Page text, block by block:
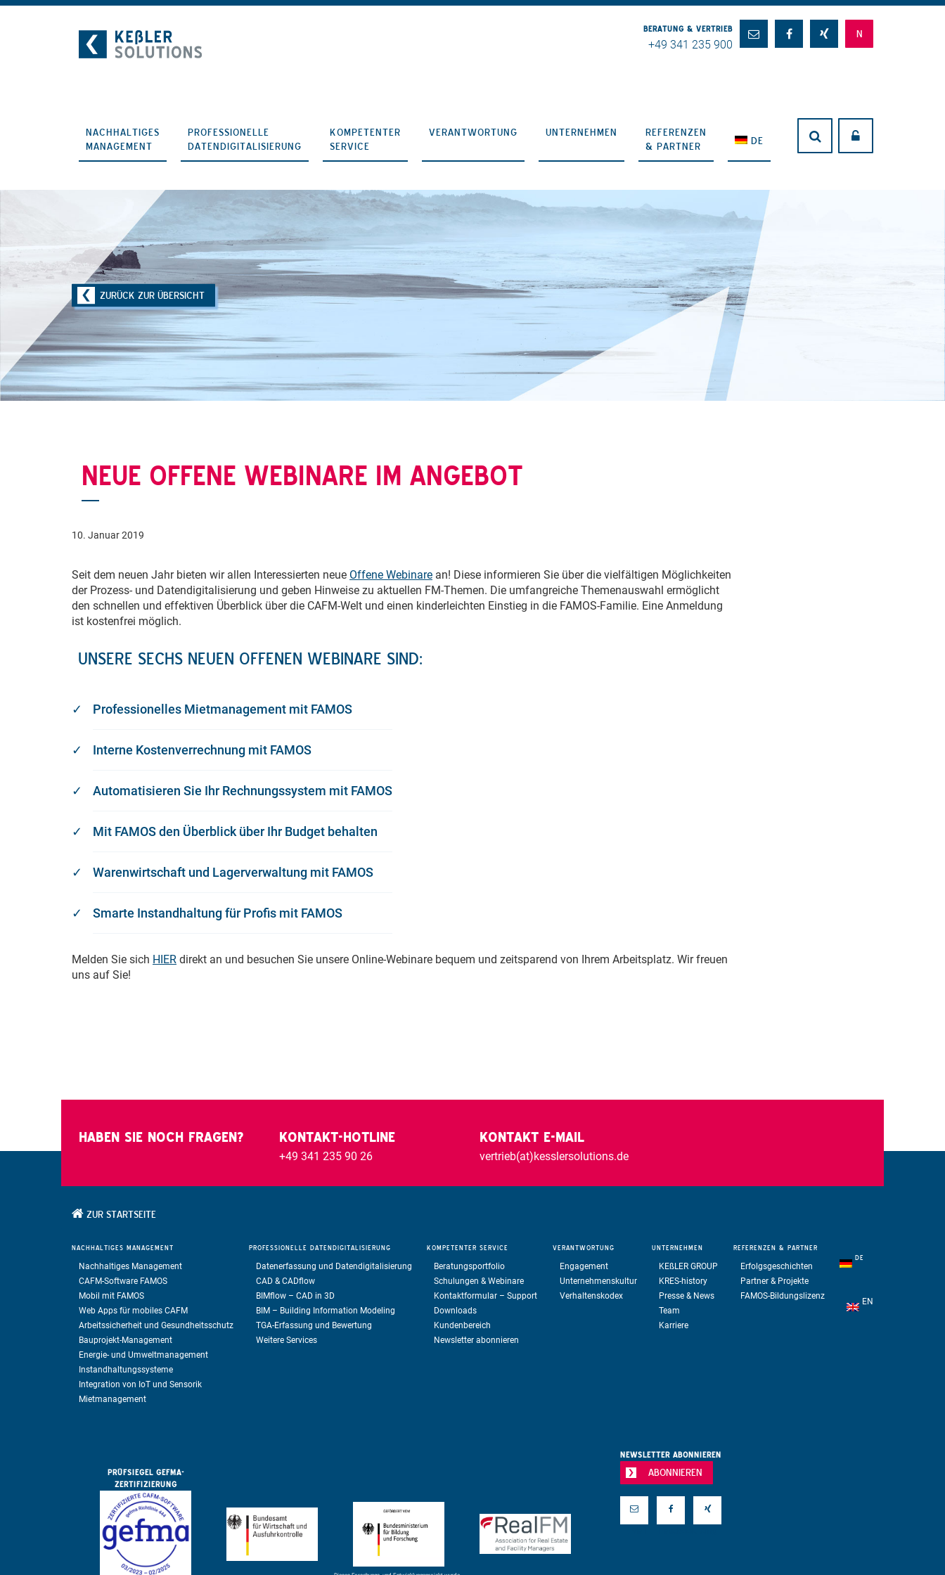
BERATUNG & VERTRIEB
+49 341 235 900
NACHHALTIGES
MANAGEMENT
PROFESSIONELLE
DATENDIGITALISIERUNG
KOMPETENTER
SERVICE
VERANTWORTUNG UNTERNEHMEN
REFERENZEN
& PARTNER
DE
ZURÜCK ZUR ÜBERSICHT
NEUE OFFENE WEBINARE IM ANGEBOT
10. Januar 2019
Seit dem neuen Jahr bieten wir allen Interessierten neue Offene Webinare an! Diese informieren Sie über die vielfältigen Möglichkeiten
der Prozess- und Datendigitalisierung und geben Hinweise zu aktuellen FM-Themen. Die umfangreiche Themenauswahl ermöglicht
den schnellen und effektiven Überblick über die CAFM-Welt und einen kinderleichten Einstieg in die FAMOS-Familie. Eine Anmeldung
ist kostenfrei möglich.
UNSERE SECHS NEUEN OFFENEN WEBINARE SIND:
Professionelles Mietmanagement mit FAMOS
Interne Kostenverrechnung mit FAMOS
Automatisieren Sie Ihr Rechnungssystem mit FAMOS
Mit FAMOS den Überblick über Ihr Budget behalten
Warenwirtschaft und Lagerverwaltung mit FAMOS
Smarte Instandhaltung für Profis mit FAMOS
Melden Sie sich HIER direkt an und besuchen Sie unsere Online-Webinare bequem und zeitsparend von Ihrem Arbeitsplatz. Wir freuen
uns auf Sie!
HABEN SIE NOCH FRAGEN? KONTAKT-HOTLINE
+49 341 235 90 26
KONTAKT E-MAIL
vertrieb(at)kesslersolutions.de
ZUR STARTSEITE
NACHHALTIGES MANAGEMENT
Nachhaltiges Management
CAFM-Software FAMOS
Mobil mit FAMOS
Web Apps für mobiles CAFM
Arbeitssicherheit und Gesundheitsschutz
Bauprojekt-Management
Energie- und Umweltmanagement
Instandhaltungssysteme
Integration von IoT und Sensorik
Mietmanagement
PROFESSIONELLE DATENDIGITALISIERUNG
Datenerfassung und Datendigitalisierung
CAD & CADflow
BIMflow – CAD in 3D
BIM – Building Information Modeling
TGA-Erfassung und Bewertung
Weitere Services
KOMPETENTERSERVICE
Beratungsportfolio
Schulungen & Webinare
Kontaktformular – Support
Downloads
Kundenbereich
Newsletter abonnieren
VERANTWORTUNG
Engagement
Unternehmenskultur
Verhaltenskodex
UNTERNEHMEN
KEßLER GROUP
KRES-history
Presse & News
Team
Karriere
REFERENZEN & PARTNER
Erfolgsgeschichten
Partner & Projekte
FAMOS-Bildungslizenz
DE
EN
PRÜFSIEGEL GEFMA-
ZERTIFIZIERUNG
NEWSLETTER ABONNIEREN
ABONNIEREN